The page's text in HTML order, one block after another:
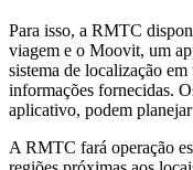
Para isso, a RMTC
viagem e o Moovit, um
sistema de localização
informações fornecidas.
aplicativo, podem
A RMTC fará operação